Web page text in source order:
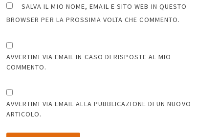
SALVA IL MIO NOME, EMAIL E SITO WEB IN QUESTO
BROWSER PER LA PROSSIMA VOLTA CHE COMMENTO.
AVVERTIMI VIA EMAIL IN CASO DI RISPOSTE AL MIO
COMMENTO.
AVVERTIMI VIA EMAIL ALLA PUBBLICAZIONE DI UN NUOVO
ARTICOLO.